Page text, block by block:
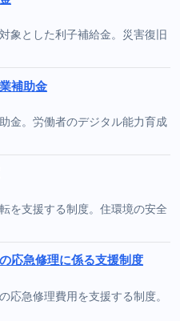
象とした利子補給金。災害復旧
補助金
金。労働者のデジタル能力育成
を支援する制度。住環境の安全
応急修理に係る支援制度
応急修理費用を支援する制度。